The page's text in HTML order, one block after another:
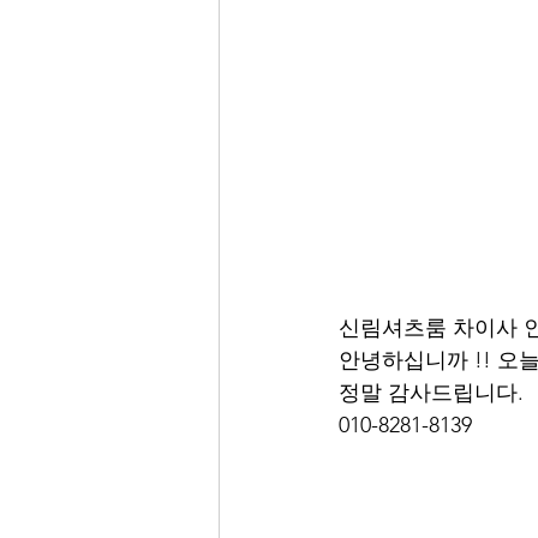
신림셔츠룸 차이사
안녕하십니까 !! 오
정말 감사드립니다.
010-8281-8139